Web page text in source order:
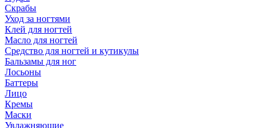
Скрабы
Уход за ногтями
Клей для ногтей
Масло для ногтей
Средство для ногтей и кутикулы
Бальзамы для ног
Лосьоны
Баттеры
Лицо
Кремы
Маски
Увлажняющие